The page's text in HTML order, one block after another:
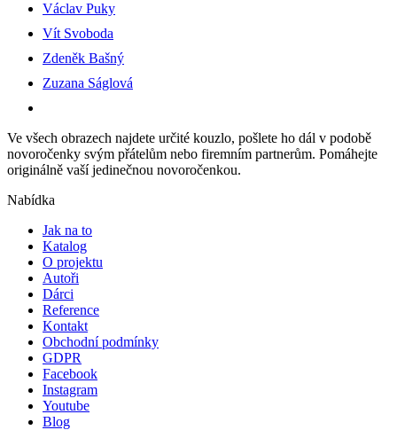
Václav Puky
Vít Svoboda
Zdeněk Bašný
Zuzana Ságlová
Ve všech obrazech najdete určité kouzlo, pošlete ho dál v podobě
novoročenky svým přátelům nebo firemním partnerům. Pomáhejte
originálně vaší jedinečnou novoročenkou.
Nabídka
Jak na to
Katalog
O projektu
Autoři
Dárci
Reference
Kontakt
Obchodní podmínky
GDPR
Facebook
Instagram
Youtube
Blog